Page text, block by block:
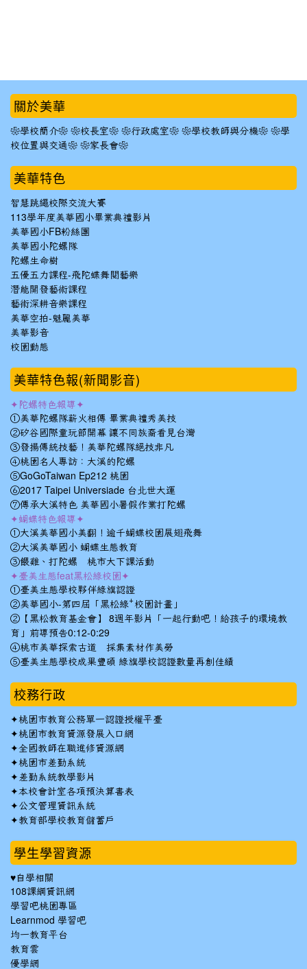
::: 關於美華
❀學校簡介❀ ❀校長室❀ ❀行政處室❀ ❀學校教師與分機❀ ❀學
校位置與交通❀ ❀家長會❀
美華特色
智慧跳繩校際交流大賽
113學年度美華國小畢業典禮影片
美華國小FB粉絲團
美華國小陀螺隊
陀螺生命樹
五優五力課程-飛陀蝶舞閱藝樂
潛能開發藝術課程
藝術深耕音樂課程
美華空拍-魅麗美華
美華影音
校園動態
美華特色報(新聞影音)
✦陀螺特色報導✦
①美華陀螺隊薪火相傳 畢業典禮秀美技
②矽谷國際童玩節開幕 讓不同族裔看見台灣
③發揚傳統技藝！美華陀螺隊絕技非凡
④桃園名人專訪：大溪的陀螺
⑤GoGoTaiwan Ep212 桃園
⑥2017 Taipei Universiade 台北世大運
⑦傳承大溪特色 美華國小暑假作業打陀螺
✦蝴蝶特色報導✦
①大溪美華國小美翻！逾千蝴蝶校園展翅飛舞
②大溪美華國小 蝴蝶生態教育
③餵雞、打陀螺 桃市大下課活動
✦臺美生態feat黑松綠校園✦
①臺美生態學校夥伴綠旗認證
②美華國小-第四屆「黑松綠⁺校園計畫」
②【黑松教育基金會】 8週年影片「一起行動吧！給孩子的環境教
育」前導預告0:12-0:29
④桃市美華探索古道 採集素材作美勞
⑤臺美生態學校成果豐碩 綠旗學校認證數量再創佳績
校務行政
✦桃園市教育公務單一認證授權平臺
✦桃園市教育資源發展入口網
✦全國教師在職進修資源網
✦桃園市差勤系統
✦ 差勤系統教學影片
✦本校會計室各項預決算書表
✦公文管理資訊系統
✦教育部學校教育儲蓄戶
學生學習資源
♥自學相關
108課綱資訊網
學習吧桃園專區
Learnmod 學習吧
均一教育平台
教育雲
優學網